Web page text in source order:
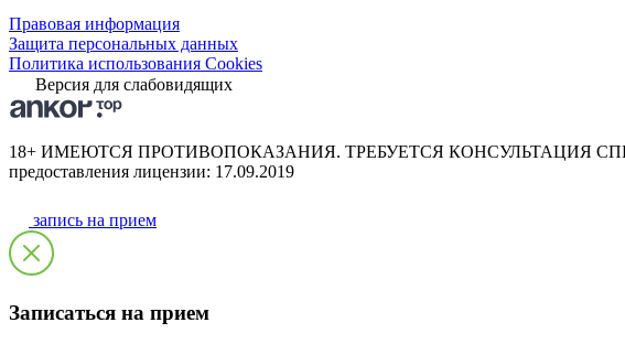
Правовая информация
Защита персональных данных
Политика использования Cookies
Версия для слабовидящих
18+ ИМЕЮТСЯ ПРОТИВОПОКАЗАНИЯ. ТРЕБУЕТСЯ КОНСУЛЬТАЦИЯ
предоставления лицензии: 17.09.2019
запись на прием
Записаться на прием